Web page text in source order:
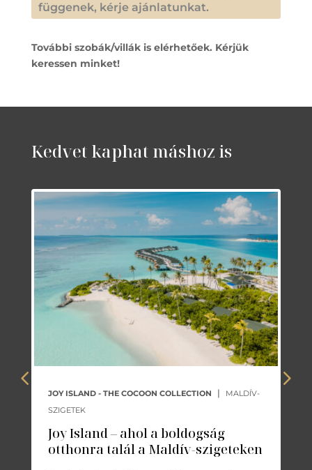
függenek, kérje ajánlatunkat.
További szobák/villák is elérhetőek. Kérjük
keressen minket!
Kedvet kaphat máshoz is
Joy Island – ahol a boldogság
otthonra talál a Maldív-szigeteken
JOY ISLAND - THE COCOON COLLECTION |
MALDÍV-
SZIGETEK